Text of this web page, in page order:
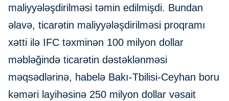
maliyyələşdirilməsi təmin edilmişdi. Bundan
əlavə, ticarətin maliyyələşdirilməsi proqramı
xətti ilə IFC təxminən 100 milyon dollar
məbləğində ticarətin dəstəklənməsi
məqsədlərinə, habelə Bakı-Tbilisi-Ceyhan boru
kəməri layihəsinə 250 milyon dollar vəsait